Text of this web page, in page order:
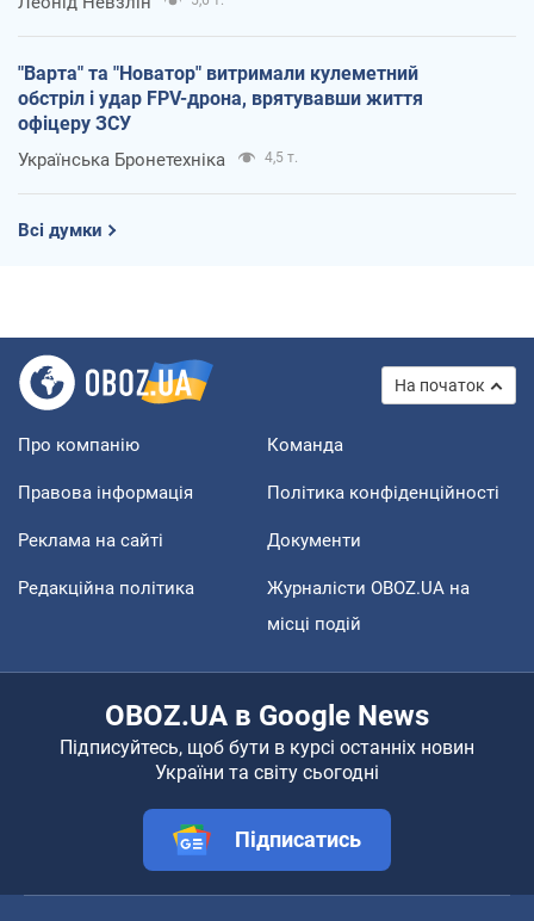
"Варта" та "Новатор" витримали кулеметний
обстріл і удар FPV-дрона, врятувавши життя
офіцеру ЗСУ
Українська Бронетехніка 4,5 т.
Всі думки
На початок
Про компанію Команда
Правова інформація Політика конфіденційності
Реклама на сайті Документи
Редакційна політика
Журналісти OBOZ.UA на
місці подій
OBOZ.UA в Google News
Підписуйтесь, щоб бути в курсі останніх новин
України та світу сьогодні
Підписатись